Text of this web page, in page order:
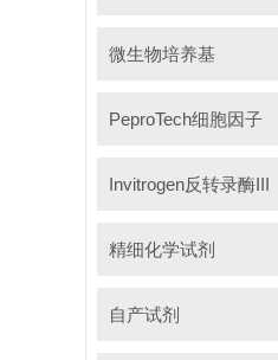
微生物培养基
PeproTech细胞因子
Invitrogen反转录酶III
精细化学试剂
自产试剂